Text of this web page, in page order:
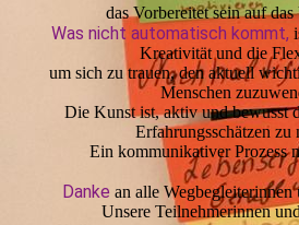
das Vorbereitet sein auf
Was nicht automatisch kommt,
Kreativität und die
um sich zu trauen, den aktuell
Menschen
Die Kunst ist, aktiv und bewusst
Erfahrungsschätzen zu
Ein kommunikativer Prozess
Danke an alle
Unsere Teilnehmerinnen